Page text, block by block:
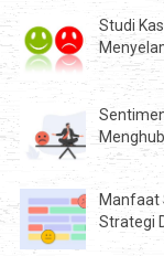
Studi
Manfaat
Strategi